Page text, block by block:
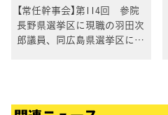
【常任幹事会】第114回 参院
長野県選挙区に現職の羽田次
郎議員、同広島県選挙区に現